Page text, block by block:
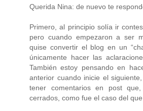
Querida Nina: de nuevo te
Primero, al principio solía ir
pero cuando empezaron a ser
quise convertir el blog en un
únicamente hacer las
También estoy pensando en
anterior cuando inicie el
tener comentarios en post
cerrados, como fue el caso del